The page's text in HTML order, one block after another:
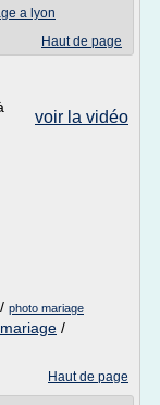
a lyon
Haut de page
voir la vidéo
/ photo mariage
/
Haut de page